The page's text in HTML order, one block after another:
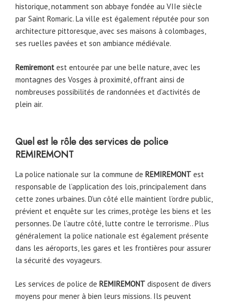
historique, notamment son abbaye fondée au VIIe siècle
par Saint Romaric. La ville est également réputée pour son
architecture pittoresque, avec ses maisons à colombages,
ses ruelles pavées et son ambiance médiévale.
Remiremont est entourée par une belle nature, avec les
montagnes des Vosges à proximité, offrant ainsi de
nombreuses possibilités de randonnées et d’activités de
plein air.
Quel est le rôle des services de police
REMIREMONT
La police nationale sur la commune de REMIREMONT est
responsable de l’application des lois, principalement dans
cette zones urbaines. D’un côté elle maintient l’ordre public,
prévient et enquête sur les crimes, protège les biens et les
personnes. De l’autre côté, lutte contre le terrorisme.. Plus
généralement la police nationale est également présente
dans les aéroports, les gares et les frontières pour assurer
la sécurité des voyageurs.
Les services de police de REMIREMONT disposent de divers
moyens pour mener à bien leurs missions. Ils peuvent